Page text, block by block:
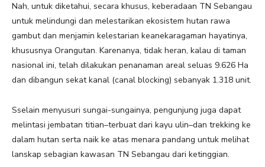
Nah, untuk diketahui, secara khusus, keberadaan TN Sebangau
untuk melindungi dan melestarikan ekosistem hutan rawa
gambut dan menjamin kelestarian keanekaragaman hayatinya,
khususnya Orangutan. Karenanya, tidak heran, kalau di taman
nasional ini, telah dilakukan penanaman areal seluas 9.626 Ha
dan dibangun sekat kanal (canal blocking) sebanyak 1.318 unit.
Sselain menyusuri sungai-sungainya, pengunjung juga dapat
melintasi jembatan titian–terbuat dari kayu ulin–dan trekking ke
dalam hutan serta naik ke atas menara pandang untuk melihat
lanskap sebagian kawasan TN Sebangau dari ketinggian.